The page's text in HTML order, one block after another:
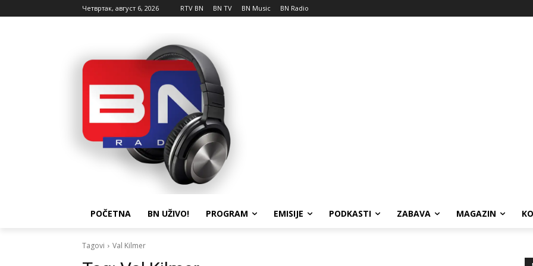
Четвртак, август 6, 2026 RTV BN BN TV BN Music BN Radio
POČETNA BN UŽIVO! PROGRAM EMISIJE PODKASTI ZABAVA MAGAZIN
Tagovi Val Kilmer